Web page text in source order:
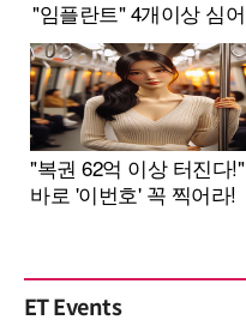
ET Events